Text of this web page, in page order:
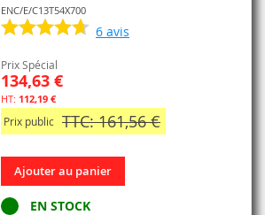
ENC/E/C13T54X700
6 avis
Prix Spécial
134,63 €
112,19 €
Prix public TTC: 161,56 €
Ajouter au panier
EN STOCK